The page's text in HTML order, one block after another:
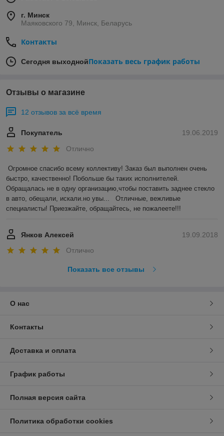
г. Минск
Маяковского 79, Минск, Беларусь
Контакты
Сегодня выходнойПоказать весь график работы
Отзывы о магазине
12 отзывов за всё время
19.06.2019
Покупатель
Отлично
Огромное спасибо всему коллективу! Заказ был выполнен очень
быстро, качественно! Побольше бы таких исполнителей.
Обращалась не в одну организацию,чтобы поставить заднее стекло
в авто, обещали, искали.но увы...   Отличные, вежливые
специалисты! Приезжайте, обращайтесь, не пожалеете!!!
19.09.2018
Янков Алексей
Отлично
Показать все отзывы
О нас
Контакты
Доставка и оплата
График работы
Полная версия сайта
Политика обработки cookies